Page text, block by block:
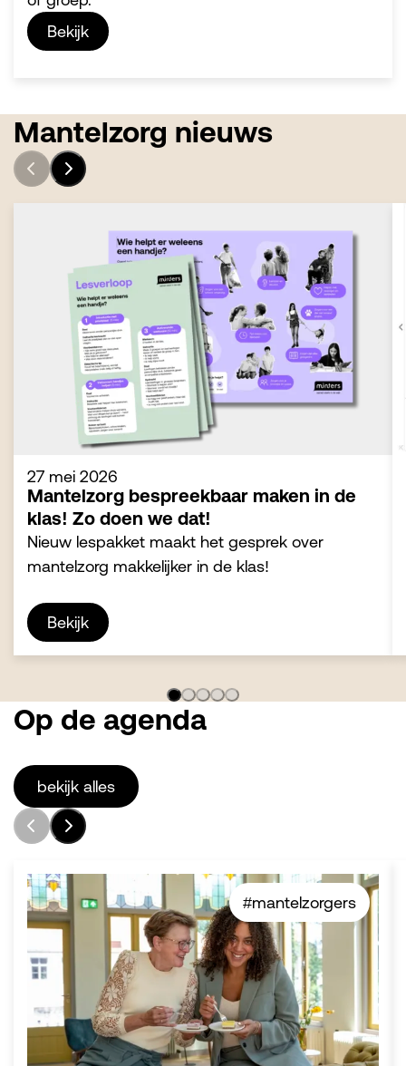
Bekijk
Mantelzorg nieuws
Mantelzorg bespreekbaar maken in de
klas! Zo doen we dat!
27 mei 2026
Nieuw lespakket maakt het gesprek over
mantelzorg makkelijker in de klas!
Bekijk
Op de agenda
bekijk alles
#mantelzorgers